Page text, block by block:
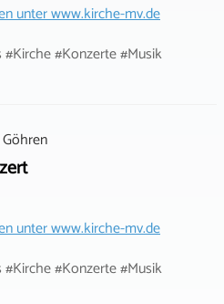
unterwww.kirche-mv.de
#Konzerte #Musik
Göhren
unterwww.kirche-mv.de
#Konzerte #Musik